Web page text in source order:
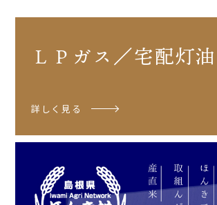
ＬＰガス／宅配灯油
詳しく見る